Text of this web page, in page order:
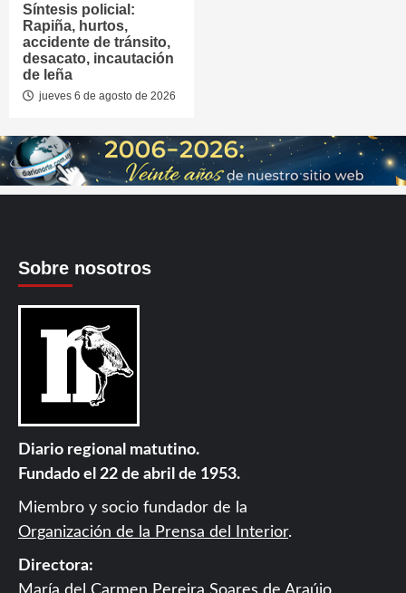
Síntesis policial:
Rapiña, hurtos,
accidente de tránsito,
desacato, incautación
de leña
jueves 6 de agosto de 2026
Sobre nosotros
Diario regional matutino.
Fundado el 22 de abril de 1953.
Miembro y socio fundador de la
Organización de la Prensa del Interior.
Directora: